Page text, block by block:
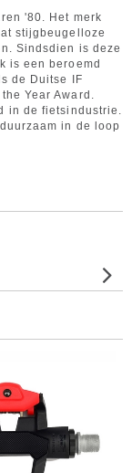
'80. Het merk
stijgbeugelloze
Sindsdien is deze
is een beroemd
de Duitse IF
Year Award.
in de fietsindustrie.
in de loop